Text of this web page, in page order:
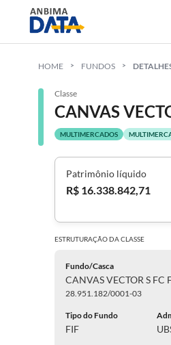
HOME FUNDOS
Classe
CANVAS
MULTIMERCADOS
Patrimônio líquido
R$ 16.338.842,71
ESTRUTURAÇÃO DACLASSE
Fundo/Casca
CANVAS VECTOR S FC
28.951.182/0001-03
Tipo do Fundo
FIF